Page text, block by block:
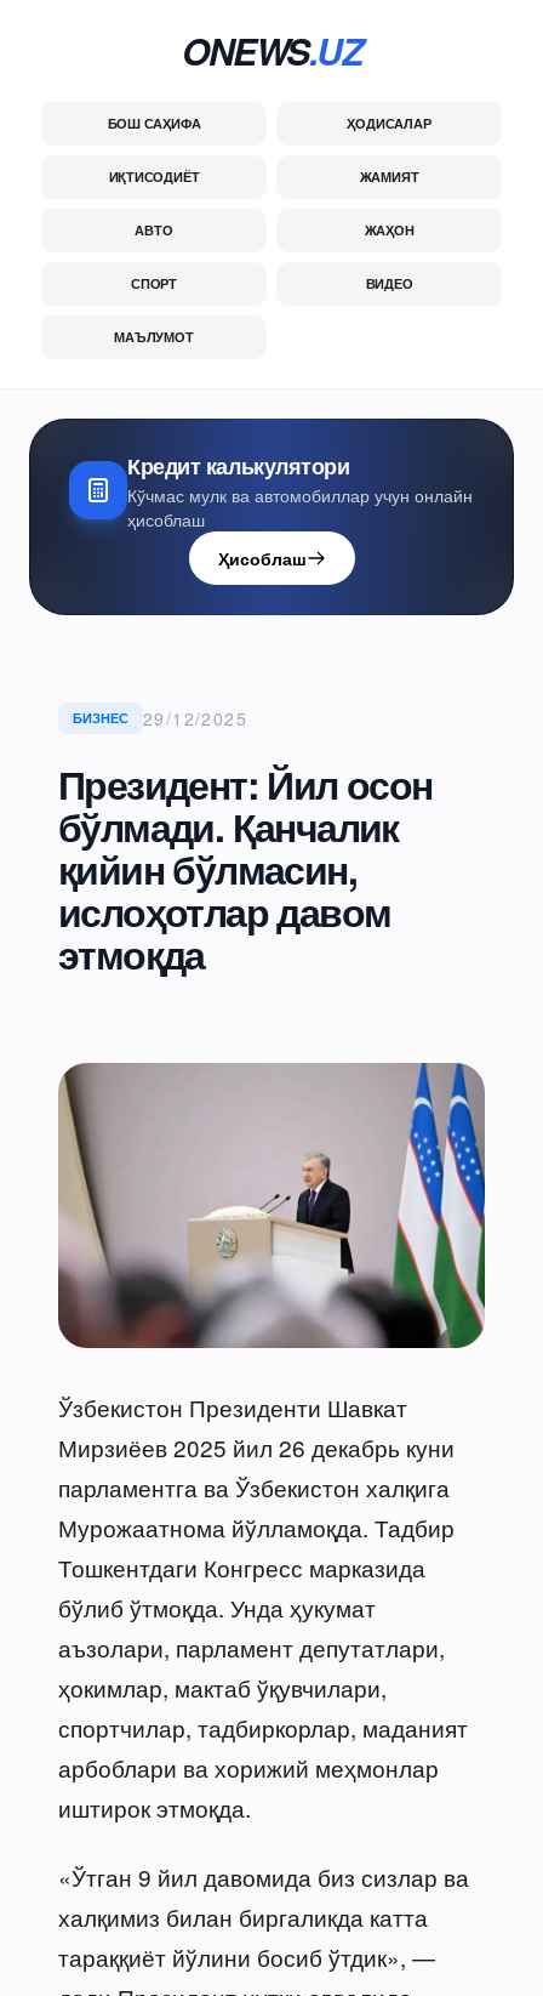
ONEWS.UZ
БОШ САҲИФА ҲОДИСАЛАР
ИҚТИСОДИЁТ ЖАМИЯТ
АВТО ЖАҲОН
СПОРТ ВИДЕО
МАЪЛУМОТ
Кредит калькулятори
Кўчмас мулк ва автомобиллар учун онлайн
ҳисоблаш
Ҳисоблаш
БИЗНЕС 29/12/2025
Президент: Йил осон
бўлмади. Қанчалик
қийин бўлмасин,
ислоҳотлар давом
этмоқда
Ўзбекистон Президенти Шавкат
Мирзиёев 2025 йил 26 декабрь куни
парламентга ва Ўзбекистон халқига
Мурожаатнома йўлламоқда. Тадбир
Тошкентдаги Конгресс марказида
бўлиб ўтмоқда. Унда ҳукумат
аъзолари, парламент депутатлари,
ҳокимлар, мактаб ўқувчилари,
спортчилар, тадбиркорлар, маданият
арбоблари ва хорижий меҳмонлар
иштирок этмоқда.
«Ўтган 9 йил давомида биз сизлар ва
халқимиз билан биргаликда катта
тараққиёт йўлини босиб ўтдик», —